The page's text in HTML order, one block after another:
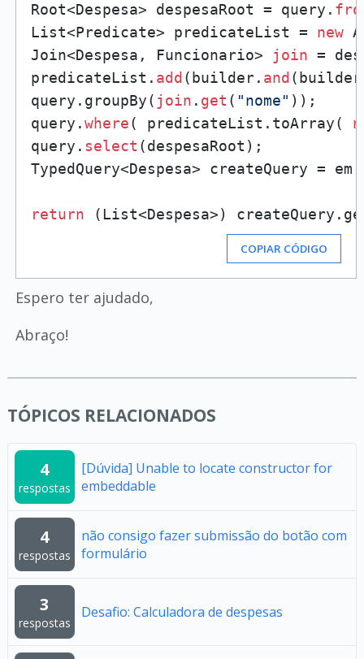
Root<Despesa> despesaRoot = query.
List<Predicate> predicateList = new
Join<Despesa, Funcionario> join =
predicateList. add (builder. and
query.groupBy( join . get ( "nome" ));
query.where( predicateList.toArray(
query. select (despesaRoot);
TypedQuery<Despesa> createQuery =
return (List<Despesa>)
COPIAR CÓDIGO
Espero ter ajudado,
Abraço!
TÓPICOS RELACIONADOS
4
respostas
[Dúvida] Unable to locate constructor for
embeddable
4
respostas
não consigo fazer submissão do botão com
formulário
3
respostas
Desafio: Calculadora de despesas